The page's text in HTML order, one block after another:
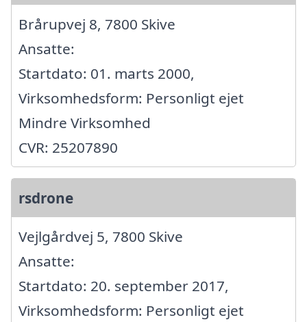
Brårupvej 8, 7800 Skive
Ansatte:
Startdato: 01. marts 2000,
Virksomhedsform: Personligt ejet
Mindre Virksomhed
CVR: 25207890
rsdrone
Vejlgårdvej 5, 7800 Skive
Ansatte:
Startdato: 20. september 2017,
Virksomhedsform: Personligt ejet